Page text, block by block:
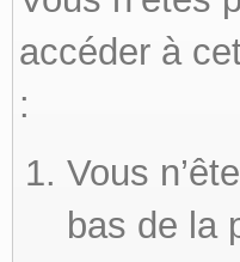
accéder à
:
Vous
bas de la